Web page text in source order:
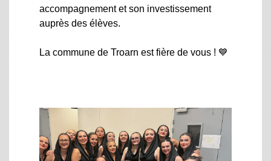
accompagnement et son investissement
auprès des élèves.
La commune de Troarn est fière de vous ! 💙